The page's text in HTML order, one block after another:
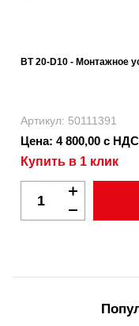
BT 20-D10 - Монтажное
Артикул: 50111391
Цена: 4 800,00 с
Купить в 1 клик